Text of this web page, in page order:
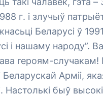
г. і злучыў
Беларусі ў
і нашаму народу”.
героям-случакам!
Арміі,
Настолькі быў